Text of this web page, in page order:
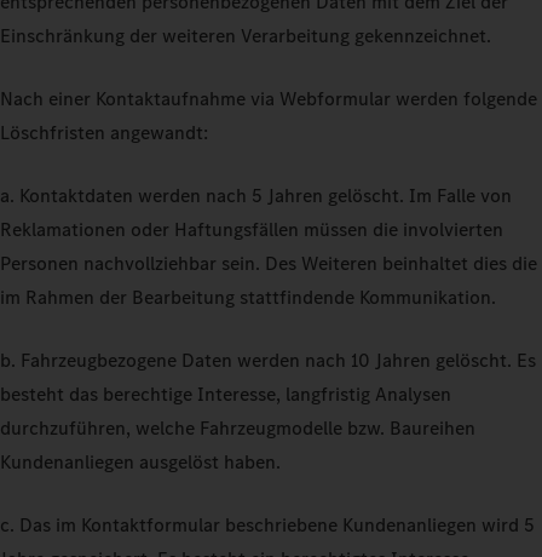
Einschränkung der weiteren Verarbeitung gekennzeichnet.
Nach einer Kontaktaufnahme via Webformular werden folgende
Löschfristen angewandt:
a. Kontaktdaten werden nach 5 Jahren gelöscht. Im Falle von
Reklamationen oder Haftungsfällen müssen die involvierten
Personen nachvollziehbar sein. Des Weiteren beinhaltet dies die
im Rahmen der Bearbeitung stattfindende Kommunikation.
b. Fahrzeugbezogene Daten werden nach 10 Jahren gelöscht. Es
besteht das berechtige Interesse, langfristig Analysen
durchzuführen, welche Fahrzeugmodelle bzw. Baureihen
Kundenanliegen ausgelöst haben.
c. Das im Kontaktformular beschriebene Kundenanliegen wird 5